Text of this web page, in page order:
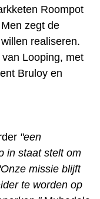
Roompot
zegt de
realiseren.
Looping, met
Bruloy en
"een
in staat stelt om
missie blijft
te worden op